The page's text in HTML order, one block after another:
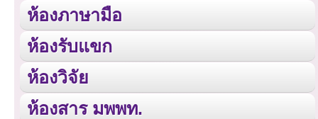
ห้องภาษามือ
ห้องรับแขก
ห้องวิจัย
ห้องสาร มพพท.